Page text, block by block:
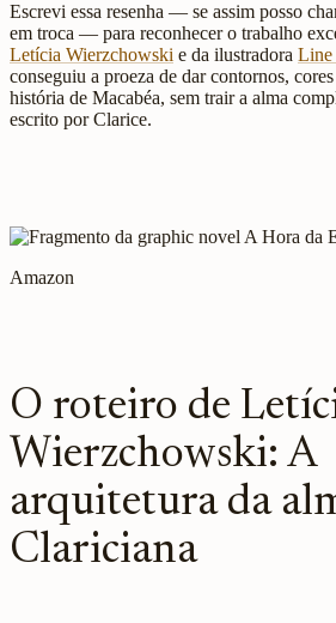
Escrevi essa resenha — se assim posso
em troca — para reconhecer o trabalho
Letícia Wierzchowski e da ilustradora Line
conseguiu a proeza de dar contornos,
história de Macabéa, sem trair a alma
escrito por Clarice.
Amazon
O roteiro de
Wierzchowski: A
arquitetura da
Clariciana